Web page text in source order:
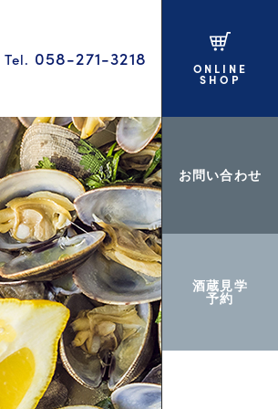
Tel. 058-271-3218 ONLINE
SHOP
お問い合わせ
酒蔵見学
予約